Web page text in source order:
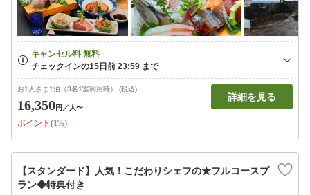
お1人さま1泊（3名1室利用時） (税込)
16,350円 ／人〜
ポイント(1%)
詳細を見る
【スタンダード】人気！こだわりシェフの★フルコースプ
ラン◆特典付き